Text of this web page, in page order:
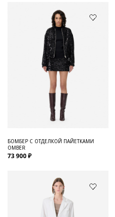
БОМБЕР С ОТДЕЛКОЙ ПАЙЕТКАМИ
OMBER
73 900 ₽